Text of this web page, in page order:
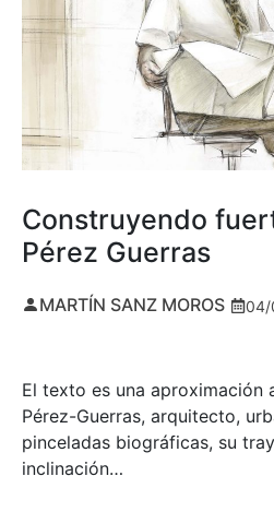
Construyendo
Pérez Guerras
MARTÍN SANZ MOROS 04/
El texto es una aproximación
Pérez-Guerras, arquitecto,
pinceladas biográficas, su
inclinación…